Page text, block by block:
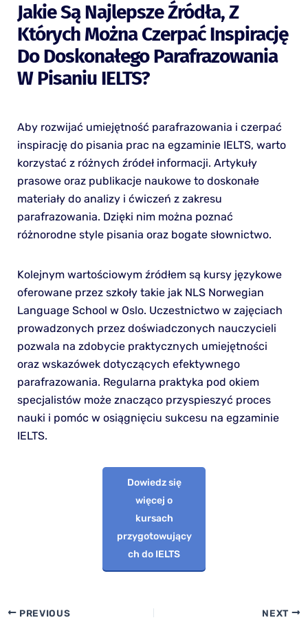
Jakie Są Najlepsze Źródła, Z
Których Można Czerpać Inspirację
Do Doskonałego Parafrazowania
W Pisaniu IELTS?
Aby rozwijać umiejętność parafrazowania i czerpać
inspirację do pisania prac na egzaminie IELTS, warto
korzystać z różnych źródeł informacji. Artykuły
prasowe oraz publikacje naukowe to doskonałe
materiały do analizy i ćwiczeń z zakresu
parafrazowania. Dzięki nim można poznać
różnorodne style pisania oraz bogate słownictwo.
Kolejnym wartościowym źródłem są kursy językowe
oferowane przez szkoły takie jak NLS Norwegian
Language School w Oslo. Uczestnictwo w zajęciach
prowadzonych przez doświadczonych nauczycieli
pozwala na zdobycie praktycznych umiejętności
oraz wskazówek dotyczących efektywnego
parafrazowania. Regularna praktyka pod okiem
specjalistów może znacząco przyspieszyć proces
nauki i pomóc w osiągnięciu sukcesu na egzaminie
IELTS.
Dowiedz się
więcej o
kursach
przygotowujący
ch do IELTS
PREVIOUS NEXT